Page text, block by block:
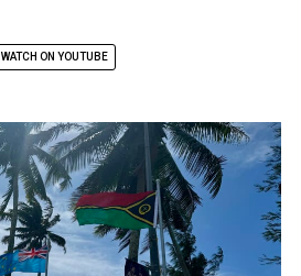
WATCH ON YOUTUBE